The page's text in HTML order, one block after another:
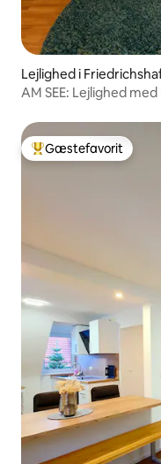
Lejlighed i
AM SEE: Lejlighed
Bedste gæstefavorit
Gæstefavorit